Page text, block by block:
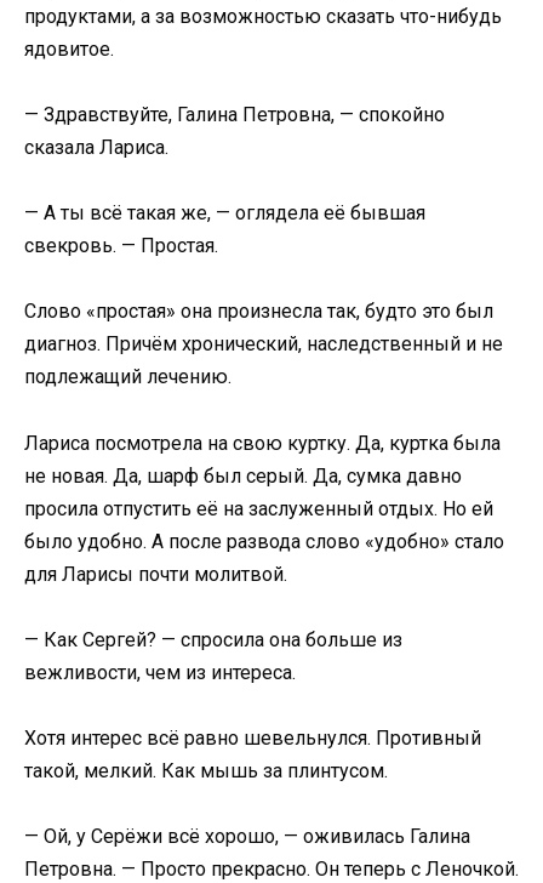
продуктами, а за возможностью сказать что-нибудь
ядовитое.
— Здравствуйте, Галина Петровна, — спокойно
сказала Лариса.
— А ты всё такая же, — оглядела её бывшая
свекровь. — Простая.
Слово «простая» она произнесла так, будто это был
диагноз. Причём хронический, наследственный и не
подлежащий лечению.
Лариса посмотрела на свою куртку. Да, куртка была
не новая. Да, шарф был серый. Да, сумка давно
просила отпустить её на заслуженный отдых. Но ей
было удобно. А после развода слово «удобно» стало
для Ларисы почти молитвой.
— Как Сергей? — спросила она больше из
вежливости, чем из интереса.
Хотя интерес всё равно шевельнулся. Противный
такой, мелкий. Как мышь за плинтусом.
— Ой, у Серёжи всё хорошо, — оживилась Галина
Петровна. — Просто прекрасно. Он теперь с Леночкой.